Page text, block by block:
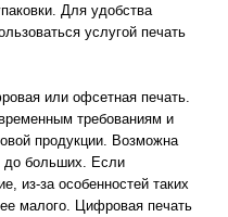
Для удобства
услугой печать
или офсетная печать.
требованиям и
продукции. Возможна
до больших. Если
из-за особенностей таких
малого. Цифровая печать